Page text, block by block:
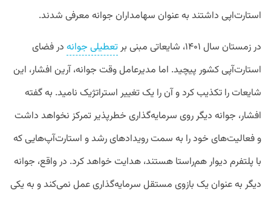
استارت‌اپی داشتند به عنوان سهامداران جوانه معرفی شدند.
در زمستان سال ۱۴۰۱، شایعاتی مبنی بر تعطیلی جوانه در فضای
استارت‌آپی کشور پیچید. اما مدیرعامل وقت جوانه، آرین افشار، این
شایعات را تکذیب کرد و آن را یک تغییر استراتژیک نامید. به گفته
افشار، جوانه دیگر روی سرمایه‌گذاری خطرپذیر تمرکز نخواهد داشت
و فعالیت‌های خود را به سمت رویدادهای رشد و استارت‌آپ‌هایی که
با پلتفرم دیوار هم‌راستا هستند، هدایت خواهد کرد. در واقع، جوانه
دیگر به عنوان یک بازوی مستقل سرمایه‌گذاری عمل نمی‌کند و به یکی